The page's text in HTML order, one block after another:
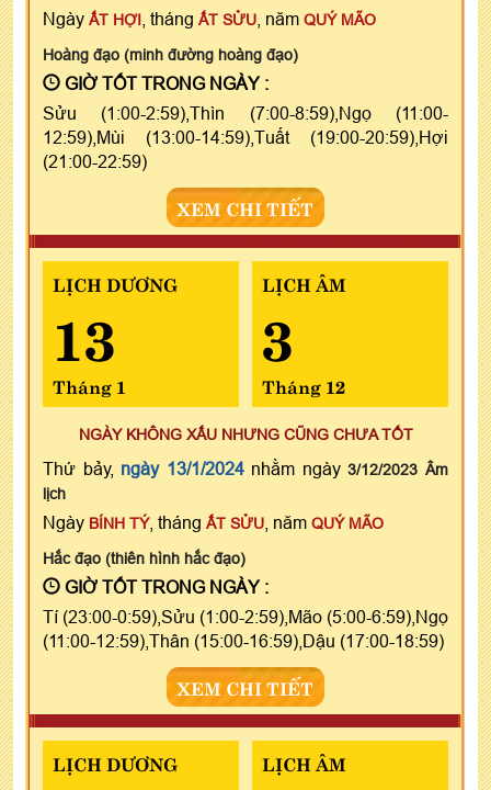
Ngày ẤT HỢI , tháng ẤT SỬU , năm QUÝ MÃO
Hoàng đạo (minh đường hoàng đạo)
GIỜ TỐT TRONG NGÀY :
Sửu (1:00-2:59),Thìn (7:00-8:59),Ngọ (11:00-
12:59),Mùi (13:00-14:59),Tuất (19:00-20:59),Hợi
(21:00-22:59)
XEM CHI TIẾT
LỊCH DƯƠNG
13
Tháng 1
LỊCH ÂM
3
Tháng 12
NGÀY KHÔNG XẤU NHƯNG CŨNG CHƯA TỐT
Thứ bảy, ngày 13/1/2024nhằm ngày3/12/2023 Âm
lịch
Ngày BÍNH TÝ, tháng ẤT SỬU , năm QUÝ MÃO
Hắc đạo (thiên hình hắc đạo)
GIỜ TỐT TRONG NGÀY :
Tí (23:00-0:59),Sửu (1:00-2:59),Mão (5:00-6:59),Ngọ
(11:00-12:59),Thân (15:00-16:59),Dậu (17:00-18:59)
XEM CHI TIẾT
LỊCH DƯƠNG LỊCH ÂM